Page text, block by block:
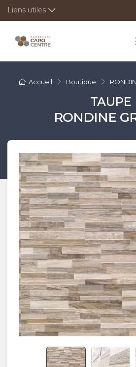
Liens utiles
Accueil Boutique
TAUPE
RONDINE